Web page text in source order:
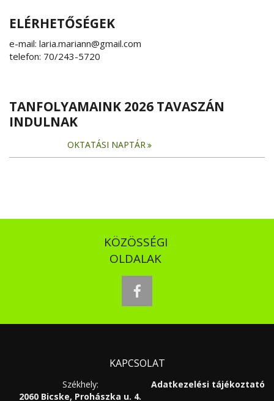
ELÉRHETŐSÉGEK
e-mail: laria.mariann@gmail.com
telefon: 70/243-5720
TANFOLYAMAINK 2026 TAVASZÁN
INDULNAK
OKTATÁSI NAPTÁR
KÖZÖSSÉGI
OLDALAK
facebook
KAPCSOLAT
Adatkezelési tájékoztató
Székhely:
2060 Bicske, Prohászka u. 4.